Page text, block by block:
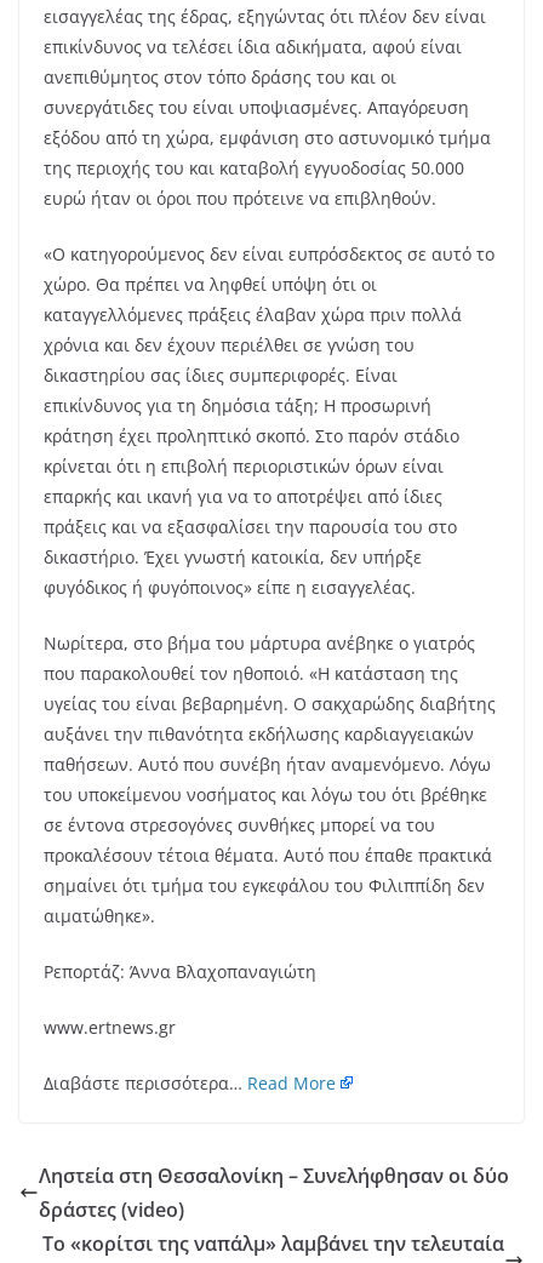
εισαγγελέας της έδρας, εξηγώντας ότι πλέον δεν είναι
επικίνδυνος να τελέσει ίδια αδικήματα, αφού είναι
ανεπιθύμητος στον τόπο δράσης του και οι
συνεργάτιδες του είναι υποψιασμένες. Απαγόρευση
εξόδου από τη χώρα, εμφάνιση στο αστυνομικό τμήμα
της περιοχής του και καταβολή εγγυοδοσίας 50.000
ευρώ ήταν οι όροι που πρότεινε να επιβληθούν.
«Ο κατηγορούμενος δεν είναι ευπρόσδεκτος σε αυτό το
χώρο. Θα πρέπει να ληφθεί υπόψη ότι οι
καταγγελλόμενες πράξεις έλαβαν χώρα πριν πολλά
χρόνια και δεν έχουν περιέλθει σε γνώση του
δικαστηρίου σας ίδιες συμπεριφορές. Είναι
επικίνδυνος για τη δημόσια τάξη; Η προσωρινή
κράτηση έχει προληπτικό σκοπό. Στο παρόν στάδιο
κρίνεται ότι η επιβολή περιοριστικών όρων είναι
επαρκής και ικανή για να το αποτρέψει από ίδιες
πράξεις και να εξασφαλίσει την παρουσία του στο
δικαστήριο. Έχει γνωστή κατοικία, δεν υπήρξε
φυγόδικος ή φυγόποινος» είπε η εισαγγελέας.
Νωρίτερα, στο βήμα του μάρτυρα ανέβηκε ο γιατρός
που παρακολουθεί τον ηθοποιό. «Η κατάσταση της
υγείας του είναι βεβαρημένη. Ο σακχαρώδης διαβήτης
αυξάνει την πιθανότητα εκδήλωσης καρδιαγγειακών
παθήσεων. Αυτό που συνέβη ήταν αναμενόμενο. Λόγω
του υποκείμενου νοσήματος και λόγω του ότι βρέθηκε
σε έντονα στρεσογόνες συνθήκες μπορεί να του
προκαλέσουν τέτοια θέματα. Αυτό που έπαθε πρακτικά
σημαίνει ότι τμήμα του εγκεφάλου του Φιλιππίδη δεν
αιματώθηκε».
Ρεπορτάζ: Άννα Βλαχοπαναγιώτη
www.ertnews.gr
Διαβάστε περισσότερα… Read More
Ληστεία στη Θεσσαλονίκη – Συνελήφθησαν οι δύο
δράστες (video)
Το «κορίτσι της ναπάλμ» λαμβάνει την τελευταία